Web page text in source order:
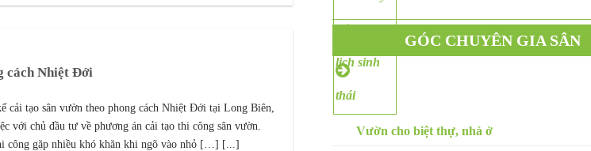
cách Nhiệt Đới
cải tạo sân vườn theo phong cách Nhiệt Đới tại Long Biên,
với chủ đầu tư về phương án cải tạo thi công sân vườn.
công gặp nhiều khó khăn khi ngõ vào nhỏ […] [...]
GÓC CHUYÊN GIA SÂN
Vườn cho biệt thự, nhà ở